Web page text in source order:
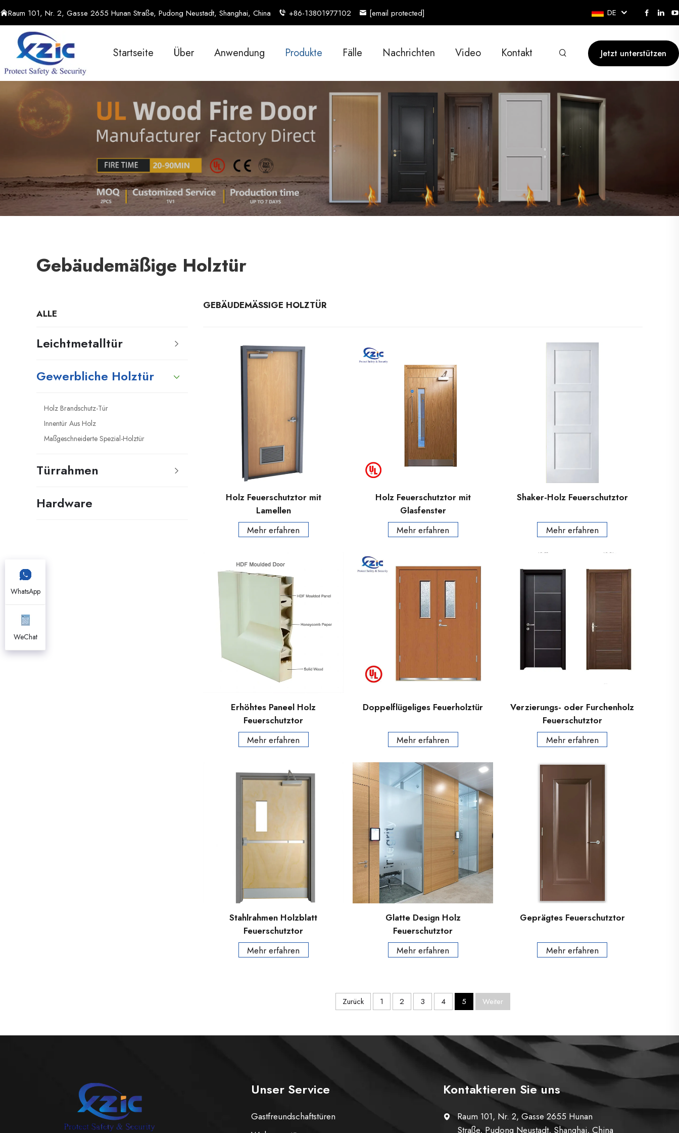
Raum 101, Nr. 2, Gasse 2655 Hunan Straße, Pudong Neustadt, Shanghai, China +86-13801977102 [email protected] DE
Startseite Über Anwendung Produkte Fälle Nachrichten Video Kontakt Jetzt unterstützen
Gebäudemäßige Holztür
ALLE
Leichtmetalltür
Gewerbliche Holztür
Holz Brandschutz-Tür
Innentür Aus Holz
Maßgeschneiderte Spezial-Holztür
Türrahmen
Hardware
GEBÄUDEMÄSSIGE HOLZTÜR
Holz Feuerschutztor mit
Lamellen
Mehr erfahren
Holz Feuerschutztor mit
Glasfenster
Mehr erfahren
Shaker-Holz Feuerschutztor
Mehr erfahren
Erhöhtes Paneel Holz
Feuerschutztor
Mehr erfahren
Doppelflügeliges Feuerholztür
Mehr erfahren
Verzierungs- oder Furchenholz
Feuerschutztor
Mehr erfahren
Stahlrahmen Holzblatt
Feuerschutztor
Mehr erfahren
Glatte Design Holz
Feuerschutztor
Mehr erfahren
Geprägtes Feuerschutztor
Mehr erfahren
Zurück 1 2 3 4 5 Weiter
Unser Service
Gastfreundschaftstüren
Kontaktieren Sie uns
Raum 101, Nr. 2, Gasse 2655 Hunan
Straße, Pudong Neustadt, Shanghai, China
WhatsApp
WeChat